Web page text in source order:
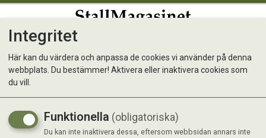
Ättika OgräsNix Trippel
Effekt 5 lit
Integritet
Här kan du värdera och anpassa de cookies vi använder på denna
webbplats. Du bestämmer! Aktivera eller inaktivera cookies som
du vill.
Funktionella (obligatoriska)
Du kan inte inaktivera dessa, eftersom webbsidan annars inte